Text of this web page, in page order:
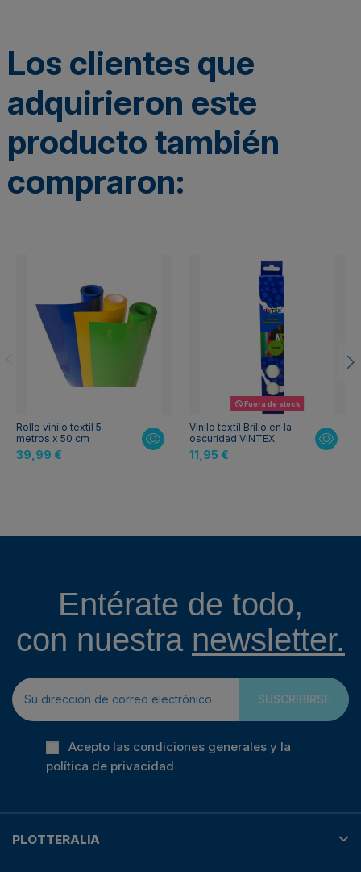
Los clientes que
adquirieron este
producto también
compraron:
Rollo vinilo textil 5
metros x 50 cm
39,99 €
Fuera de stock
Vinilo textil Brillo en la
oscuridad VINTEX
11,95 €
Entérate de todo,
con nuestra newsletter.
SUSCRIBIRSE
Acepto las condiciones generales y la
política de privacidad
PLOTTERALIA